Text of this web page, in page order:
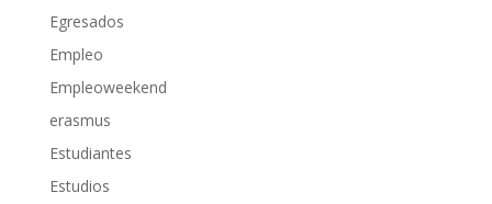
Egresados
Empleo
Empleoweekend
erasmus
Estudiantes
Estudios